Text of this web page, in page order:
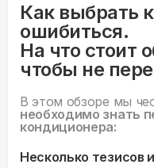
Как выбрать
ошибиться.
На что стоит
чтобы не
В этом обзоре мы
необходимо знать
кондиционера:
Несколько тезисов